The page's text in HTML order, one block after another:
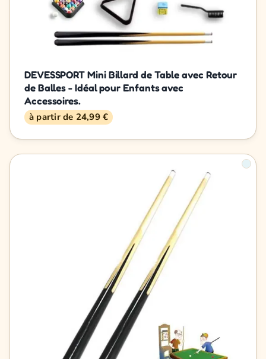
DEVESSPORT Mini Billard de Table avec Retour
de Balles - Idéal pour Enfants avec
Accessoires.
à partir de 24,99 €